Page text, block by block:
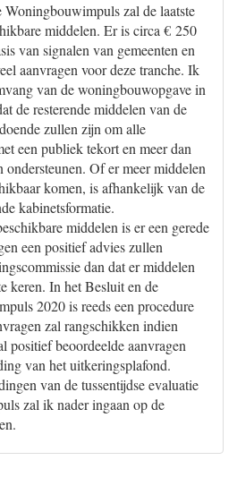
Woningbouwimpuls zal de laatste
middelen. Er is circa € 250
van signalen van gemeenten en
aanvragen voor deze tranche. Ik
van de woningbouwopgave in
de resterende middelen van de
zullen zijn om alle
een publiek tekort en meer dan
Of er meer middelen
komen, is afhankelijk van de
kabinetsformatie.
middelen is er een gerede
een positief advies zullen
dan dat er middelen
keren. In het Besluit en de
2020 is reeds een procedure
zal rangschikken indien
positief beoordeelde aanvragen
van het uitkeringsplafond.
van de tussentijdse evaluatie
zal ik nader ingaan op de